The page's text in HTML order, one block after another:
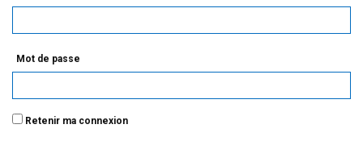
Mot de passe
Retenir ma connexion